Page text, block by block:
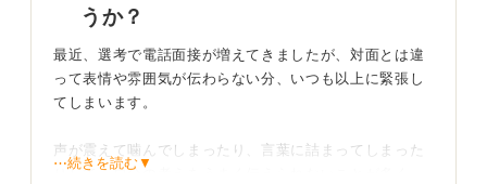
うか？
最近、選考で電話面接が増えてきましたが、対面とは違
って表情や雰囲気が伝わらない分、いつも以上に緊張し
てしまいます。
声が震えて噛んでしまったり、言葉に詰まってしまった
りして、自分の考えをうまく伝えられないことが多く、
⋯続きを読む▼